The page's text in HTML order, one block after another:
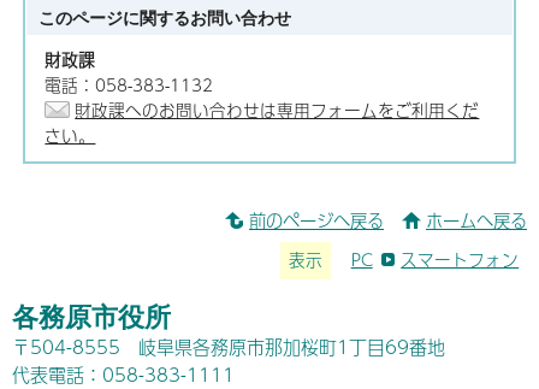
このページに関するお問い合わせ
財政課
電話：058-383-1132
財政課へのお問い合わせは専用フォームをご利用くだ
さい。
前のページへ戻る ホームへ戻る
表示 PC スマートフォン
各務原市役所
〒504-8555 岐阜県各務原市那加桜町1丁目69番地
代表電話：058-383-1111